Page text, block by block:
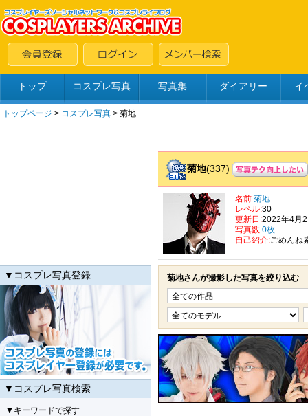
トップ コスプレ写真 写真集 ダイアリー イ
トップページ > コスプレ写真 > 菊地
▼コスプレ写真登録
▼コスプレ写真検索
▼キーワードで探す
菊地(337)
名前:菊地
レベル:30
更新日:2022年4月
写真数:0枚
自己紹介:ごめんね
菊地さんが撮影した写真を絞り込む